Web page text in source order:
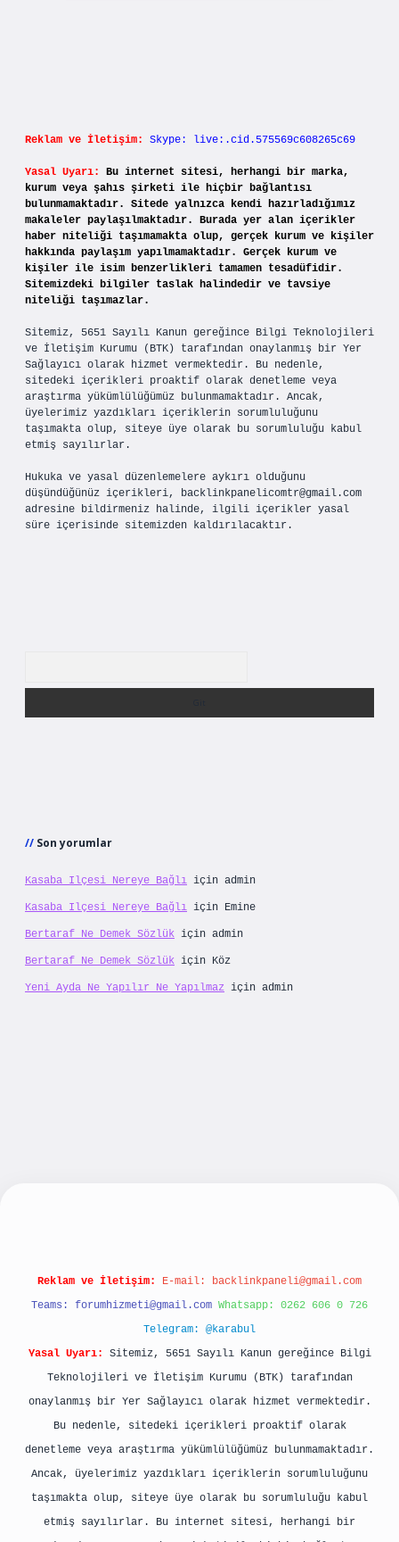
Reklam ve İletişim: Skype: live:.cid.575569c608265c69
Yasal Uyarı:
Bu internet sitesi, herhangi bir marka,
kurum veya şahıs şirketi ile hiçbir bağlantısı
bulunmamaktadır. Sitede yalnızca kendi hazırladığımız
makaleler paylaşılmaktadır. Burada yer alan içerikler
haber niteliği taşımamakta olup, gerçek kurum ve kişiler
hakkında paylaşım yapılmamaktadır. Gerçek kurum ve
kişiler ile isim benzerlikleri tamamen tesadüfidir.
Sitemizdeki bilgiler taslak halindedir ve tavsiye
niteliği taşımazlar.
Sitemiz, 5651 Sayılı Kanun gereğince Bilgi Teknolojileri
ve İletişim Kurumu (BTK) tarafından onaylanmış bir Yer
Sağlayıcı olarak hizmet vermektedir. Bu nedenle,
sitedeki içerikleri proaktif olarak denetleme veya
araştırma yükümlülüğümüz bulunmamaktadır. Ancak,
üyelerimiz yazdıkları içeriklerin sorumluluğunu
taşımakta olup, siteye üye olarak bu sorumluluğu kabul
etmiş sayılırlar.
Hukuka ve yasal düzenlemelere aykırı olduğunu
düşündüğünüz içerikleri, backlinkpanelicomtr@gmail.com
adresine bildirmeniz halinde, ilgili içerikler yasal
süre içerisinde sitemizden kaldırılacaktır.
Son yorumlar
Kasaba Ilçesi Nereye Bağlı için admin
Kasaba Ilçesi Nereye Bağlı için Emine
Bertaraf Ne Demek Sözlük için admin
Bertaraf Ne Demek Sözlük için Köz
Yeni Ayda Ne Yapılır Ne Yapılmaz için admin
Reklam ve İletişim: E-mail: backlinkpaneli@gmail.com
Teams: forumhizmeti@gmail.com Whatsapp: 0262 606 0 726
Telegram: @karabul
Yasal Uyarı:
Sitemiz, 5651 Sayılı Kanun gereğince Bilgi
Teknolojileri ve İletişim Kurumu (BTK) tarafından
onaylanmış bir Yer Sağlayıcı olarak hizmet vermektedir.
Bu nedenle, sitedeki içerikleri proaktif olarak
denetleme veya araştırma yükümlülüğümüz bulunmamaktadır.
Ancak, üyelerimiz yazdıkları içeriklerin sorumluluğunu
taşımakta olup, siteye üye olarak bu sorumluluğu kabul
etmiş sayılırlar. Bu internet sitesi, herhangi bir